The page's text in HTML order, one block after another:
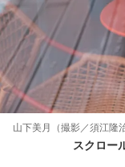
山下美月（撮影／須江隆
スクロー